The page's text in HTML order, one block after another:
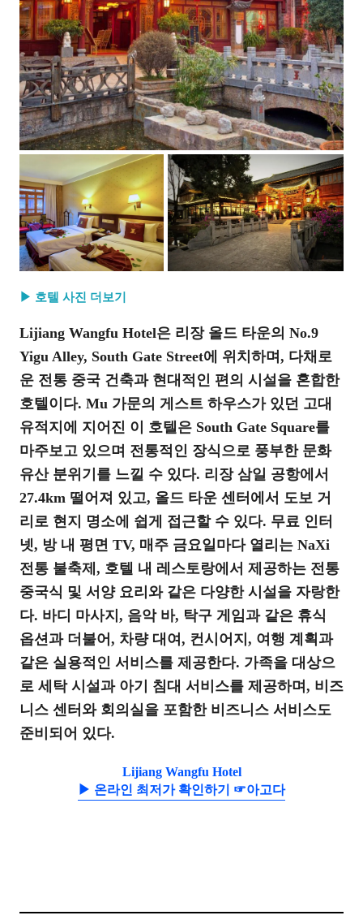
▶ 호텔 사진 더보기
Lijiang Wangfu Hotel은 리장 올드 타운의 No.9
Yigu Alley, South Gate Street에 위치하며, 다채로
운 전통 중국 건축과 현대적인 편의 시설을 혼합한
호텔이다. Mu 가문의 게스트 하우스가 있던 고대
유적지에 지어진 이 호텔은 South Gate Square를
마주보고 있으며 전통적인 장식으로 풍부한 문화
유산 분위기를 느낄 수 있다. 리장 삼일 공항에서
27.4km 떨어져 있고, 올드 타운 센터에서 도보 거
리로 현지 명소에 쉽게 접근할 수 있다. 무료 인터
넷, 방 내 평면 TV, 매주 금요일마다 열리는 NaXi
전통 불축제, 호텔 내 레스토랑에서 제공하는 전통
중국식 및 서양 요리와 같은 다양한 시설을 자랑한
다. 바디 마사지, 음악 바, 탁구 게임과 같은 휴식
옵션과 더불어, 차량 대여, 컨시어지, 여행 계획과
같은 실용적인 서비스를 제공한다. 가족을 대상으
로 세탁 시설과 아기 침대 서비스를 제공하며, 비즈
니스 센터와 회의실을 포함한 비즈니스 서비스도
준비되어 있다.
Lijiang Wangfu Hotel
▶ 온라인 최저가 확인하기 ☞아고다